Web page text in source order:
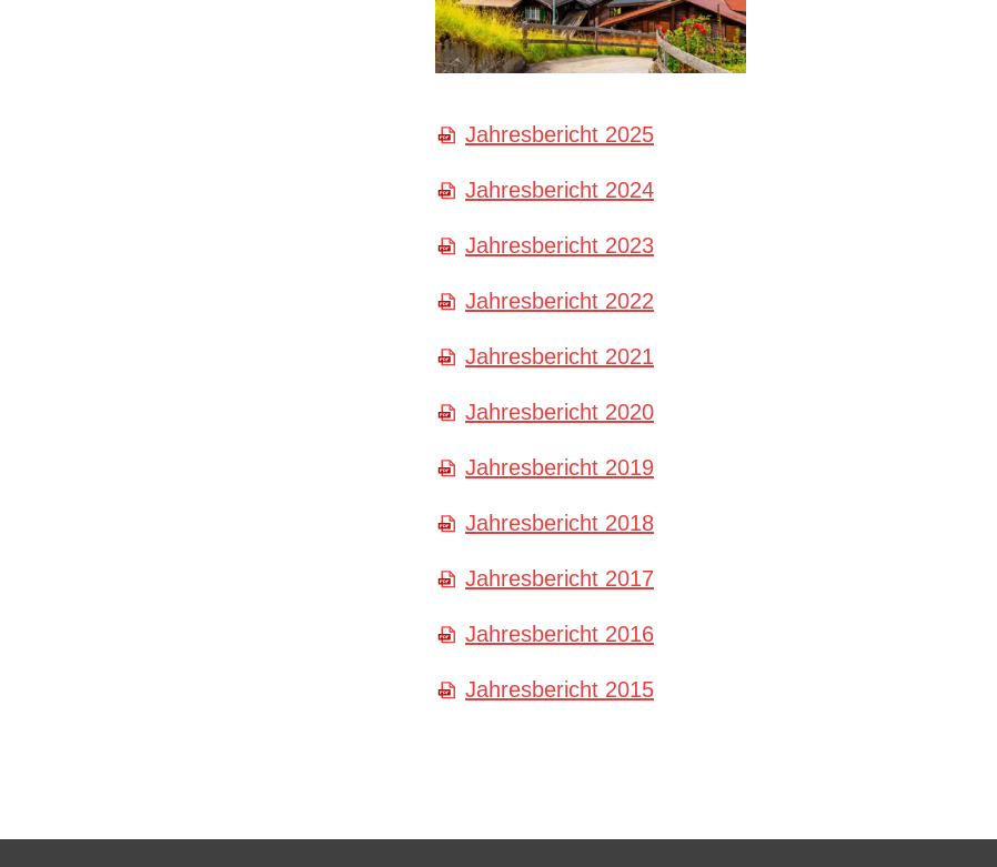
Jahresbericht 2025
Jahresbericht 2024
Jahresbericht 2023
Jahresbericht 2022
Jahresbericht 2021
Jahresbericht 2020
Jahresbericht 2019
Jahresbericht 2018
Jahresbericht 2017
Jahresbericht 2016
Jahresbericht 2015